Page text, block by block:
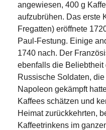
angewiesen, 400 g
aufzubrühen. Das erste
Fregatten) eröffnete
Paul-Festung. Einige
1740 nach. Der
ebenfalls die Beliebtheit
Russische Soldaten,
Napoleon gekämpft
Kaffees schätzen und
Heimat zurückkehrten,
Kaffeetrinkens im